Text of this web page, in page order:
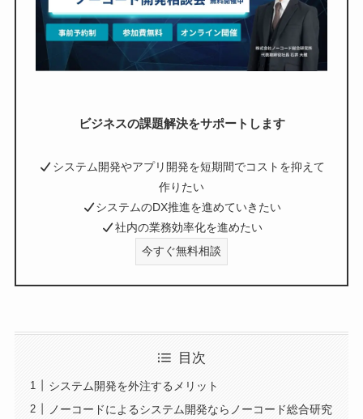
ビジネスの課題解決をサポートします
システム開発やアプリ開発を短期間でコストを抑えて
作りたい
システムのDX推進を進めていきたい
社内の業務効率化を進めたい
今すぐ無料相談
目次
システム開発を外注するメリット
ノーコードによるシステム開発ならノーコード総合研究